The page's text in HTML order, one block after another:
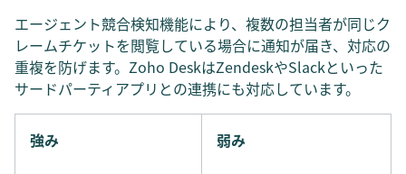
エージェント競合検知機能により、複数の担当者が同じク
レームチケットを閲覧している場合に通知が届き、対応の
重複を防げます。Zoho DeskはZendeskやSlackといった
サードパーティアプリとの連携にも対応しています。
強み 弱み